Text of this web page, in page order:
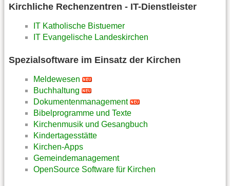
Kirchliche Rechenzentren - IT-Dienstleister
IT Katholische Bistuemer
IT Evangelische Landeskirchen
Spezialsoftware im Einsatz der Kirchen
Meldewesen
Buchhaltung
Dokumentenmanagement
Bibelprogramme und Texte
Kirchenmusik und Gesangbuch
Kindertagesstätte
Kirchen-Apps
Gemeindemanagement
OpenSource Software für Kirchen